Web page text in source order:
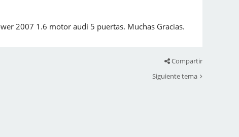
2007 1.6 motor audi 5 puertas. Muchas Gracias.
Compartir
Siguiente tema